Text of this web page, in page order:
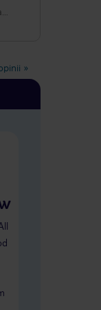
także
5
w
za
»